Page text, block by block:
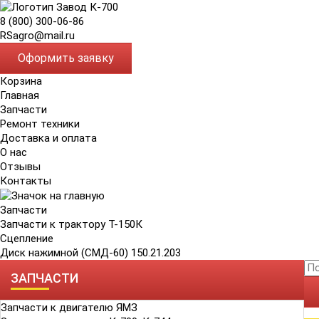
8 (800) 300-06-86
RSagro@mail.ru
Оформить заявку
Корзина
Главная
Запчасти
Ремонт техники
Доставка и оплата
О нас
Отзывы
Контакты
Запчасти
Запчасти к трактору Т-150К
Сцепление
Диск нажимной (СМД-60) 150.21.203
ЗАПЧАСТИ
Запчасти к двигателю ЯМЗ